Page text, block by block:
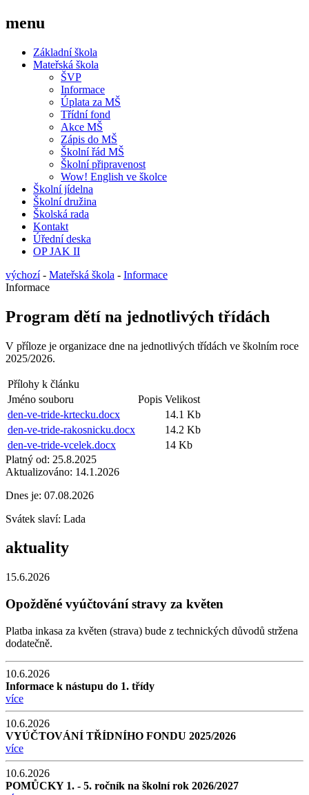
menu
Základní škola
Mateřská škola
ŠVP
Informace
Úplata za MŠ
Třídní fond
Akce MŠ
Zápis do MŠ
Školní řád MŠ
Školní připravenost
Wow! English ve školce
Školní jídelna
Školní družina
Školská rada
Kontakt
Úřední deska
OP JAK II
výchozí- Mateřská škola - Informace
Informace
Program dětí na jednotlivých třídách
V příloze je organizace dne na jednotlivých třídách ve školním roce
2025/2026.
Přílohy k článku
Jméno souboru
Popis Velikost
den-ve-tride-krtecku.docx
14.1 Kb
den-ve-tride-rakosnicku.docx
14.2 Kb
den-ve-tride-vcelek.docx
14 Kb
Platný od: 25.8.2025
Aktualizováno: 14.1.2026
Dnes je: 07.08.2026
Svátek slaví: Lada
aktuality
15.6.2026
Opožděné vyúčtování stravy za květen
Platba inkasa za květen (strava) bude z technických důvodů stržena
dodatečně.
10.6.2026
Informace k nástupu do 1. třídy
více
10.6.2026
VYÚČTOVÁNÍ TŘÍDNÍHO FONDU 2025/2026
více
10.6.2026
POMŮCKY 1. - 5. ročník na školní rok 2026/2027